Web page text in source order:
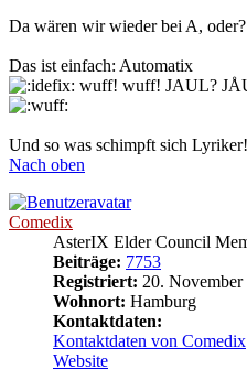
Da wären wir wieder bei A, oder?
Das ist einfach: Automatix
wuff! wuff! JAUL?
Und so was schimpft sich Lyriker!
Nach oben
Comedix
AsterIX Elder Council
Beiträge: 7753
Registriert: 20.
Wohnort: Hamburg
Kontaktdaten:
Kontaktdaten von Comedix
Website